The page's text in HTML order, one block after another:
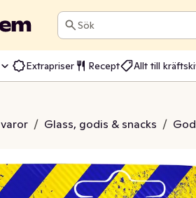
Sök
Extrapriser Recept Allt till
/ Glass, godis & snacks /